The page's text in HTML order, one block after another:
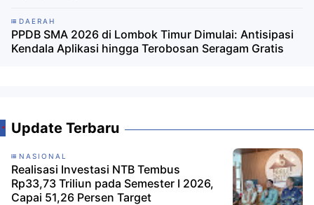
DAERAH
PPDB SMA 2026 di Lombok Timur Dimulai: Antisipasi
Kendala Aplikasi hingga Terobosan Seragam Gratis
Update Terbaru
NASIONAL
Realisasi Investasi NTB Tembus
Rp33,73 Triliun pada Semester I 2026,
Capai 51,26 Persen Target